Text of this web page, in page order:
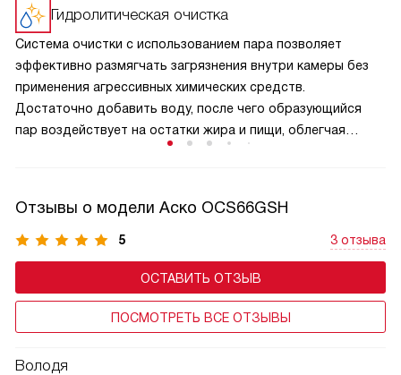
снизить температуру или предотвратить перегревание
системы. Прикасаться к дверце станет достаточно
безопасно, а мебель рядом не повредится.
Гидролитическая очистка
Система очистки с использованием пара позволяет
эффективно размягчать загрязнения внутри камеры без
применения агрессивных химических средств.
Достаточно добавить воду, после чего образующийся
пар воздействует на остатки жира и пищи, облегчая
вид внутреннего пространства на протяжении
длительного срока эксплуатации.
Отзывы о модели Аско OCS66GSH
5 3 отзыва
ОСТАВИТЬ ОТЗЫВ
ПОСМОТРЕТЬ ВСЕ ОТЗЫВЫ
Володя